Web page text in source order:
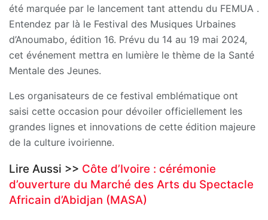
été marquée par le lancement tant attendu du FEMUA .
Entendez par là le Festival des Musiques Urbaines
d’Anoumabo, édition 16. Prévu du 14 au 19 mai 2024,
cet événement mettra en lumière le thème de la Santé
Mentale des Jeunes.
Les organisateurs de ce festival emblématique ont
saisi cette occasion pour dévoiler officiellement les
grandes lignes et innovations de cette édition majeure
de la culture ivoirienne.
Lire Aussi >> Côte d’Ivoire : cérémonie
d’ouverture du Marché des Arts du Spectacle
Africain d’Abidjan (MASA)